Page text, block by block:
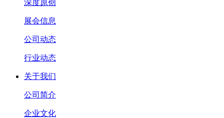
深度原创
展会信息
公司动态
行业动态
关于我们
公司简介
企业文化